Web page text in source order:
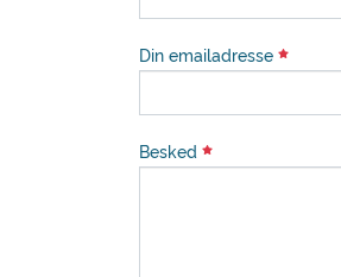
Din emailadresse
Besked